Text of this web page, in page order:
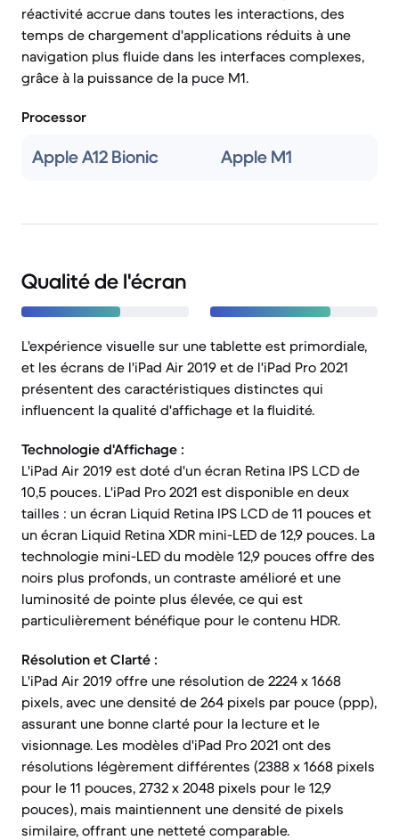
réactivité accrue dans toutes les interactions, des
temps de chargement d'applications réduits à une
navigation plus fluide dans les interfaces complexes,
grâce à la puissance de la puce M1.
Processor
Apple A12 Bionic Apple M1
Qualité de l'écran
L'expérience visuelle sur une tablette est primordiale,
et les écrans de l'iPad Air 2019 et de l'iPad Pro 2021
présentent des caractéristiques distinctes qui
influencent la qualité d'affichage et la fluidité.
Technologie d'Affichage :
L'iPad Air 2019 est doté d'un écran Retina IPS LCD de
10,5 pouces. L'iPad Pro 2021 est disponible en deux
tailles : un écran Liquid Retina IPS LCD de 11 pouces et
un écran Liquid Retina XDR mini-LED de 12,9 pouces. La
technologie mini-LED du modèle 12,9 pouces offre des
noirs plus profonds, un contraste amélioré et une
luminosité de pointe plus élevée, ce qui est
particulièrement bénéfique pour le contenu HDR.
Résolution et Clarté :
L'iPad Air 2019 offre une résolution de 2224 x 1668
pixels, avec une densité de 264 pixels par pouce (ppp),
assurant une bonne clarté pour la lecture et le
visionnage. Les modèles d'iPad Pro 2021 ont des
résolutions légèrement différentes (2388 x 1668 pixels
pour le 11 pouces, 2732 x 2048 pixels pour le 12,9
pouces), mais maintiennent une densité de pixels
similaire, offrant une netteté comparable.